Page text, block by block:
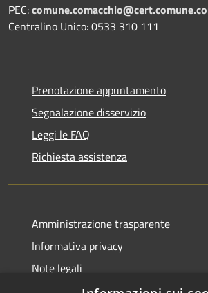
PEC:
Centralino Unico: 0533 310 111
Prenotazione appuntamento
Segnalazione disservizio
Leggi le FAQ
Richiesta assistenza
Amministrazione trasparente
Informativa privacy
Note legali